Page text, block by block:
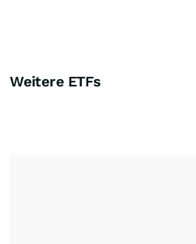
Weitere ETFs